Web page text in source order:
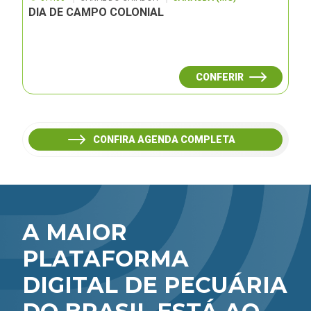
DIA DE CAMPO COLONIAL
CONFERIR
CONFIRA AGENDA COMPLETA
A MAIOR
PLATAFORMA
DIGITAL DE PECUÁRIA